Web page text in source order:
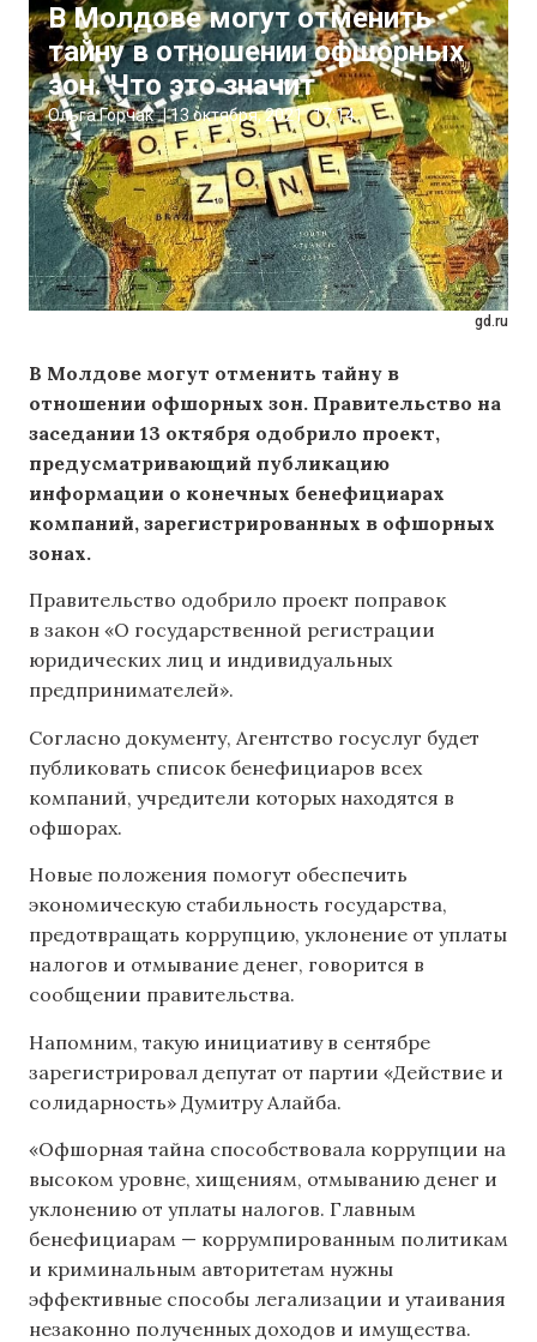
gd.ru
В Молдове могут отменить
тайну в отношении офшорных
зон. Что это значит
Ольга Горчак |13 октября, 2021 17:14
В Молдове могут отменить тайну в
отношении офшорных зон. Правительство на
заседании 13 октября одобрило проект,
предусматривающий публикацию
информации о конечных бенефициарах
компаний, зарегистрированных в офшорных
зонах.
Правительство одобрило проект поправок
в закон «О государственной регистрации
юридических лиц и индивидуальных
предпринимателей».
Согласно документу, Агентство госуслуг будет
публиковать список бенефициаров всех
компаний, учредители которых находятся в
офшорах.
Новые положения помогут обеспечить
экономическую стабильность государства,
предотвращать коррупцию, уклонение от уплаты
налогов и отмывание денег, говорится в
сообщении правительства.
Напомним, такую инициативу в сентябре
зарегистрировал депутат от партии «Действие и
солидарность» Думитру Алайба.
«Офшорная тайна способствовала коррупции на
высоком уровне, хищениям, отмыванию денег и
уклонению от уплаты налогов. Главным
бенефициарам — коррумпированным политикам
и криминальным авторитетам нужны
эффективные способы легализации и утаивания
незаконно полученных доходов и имущества.